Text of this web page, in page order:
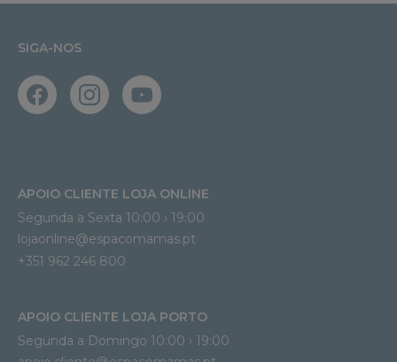
SIGA-NOS
APOIO CLIENTE LOJA ONLINE
Segunda a Sexta 10:00 › 19:00
lojaonline@espacomamas.pt
+351 962 246 800
APOIO CLIENTE LOJA PORTO
Segunda a Domingo 10:00 › 19:00